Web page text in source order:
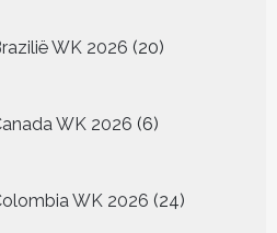
WK 2026 20
producten
WK 2026 6
producten
WK 2026 24
producten